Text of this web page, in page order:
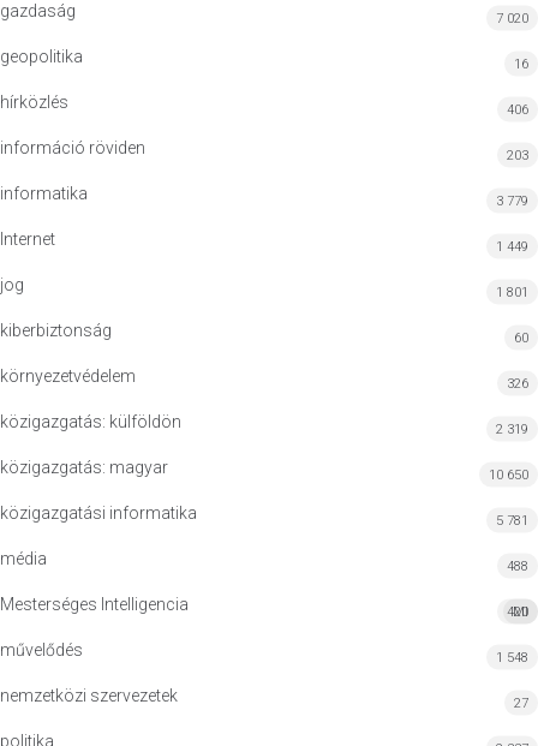
gazdaság 7 020
geopolitika 16
hírközlés 406
információ röviden 203
informatika 3 779
Internet 1 449
jog 1 801
kiberbiztonság 60
környezetvédelem 326
közigazgatás: külföldön 2 319
közigazgatás: magyar 10 650
közigazgatási informatika 5 781
média 488
Mesterséges Intelligencia MI
420
művelődés 1 548
nemzetközi szervezetek 27
politika